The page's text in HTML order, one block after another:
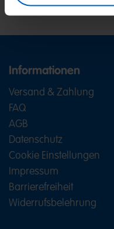
Informationen
Versand & Zahlung
FAQ
AGB
Datenschutz
Cookie Einstellungen
Impressum
Barrierefreiheit
Widerrufsbelehrung